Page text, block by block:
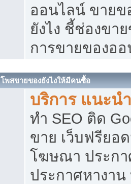
ออนไลน์ ขายข
ยังไง ชี้ช่องขา
การขายของอ
โพสขายของยังไงให้มีคนซื้อ
บริการ แนะน
ทำ SEO ติด
ขาย เว็บฟรียอ
โฆษณา ประกา
ประกาศหางา